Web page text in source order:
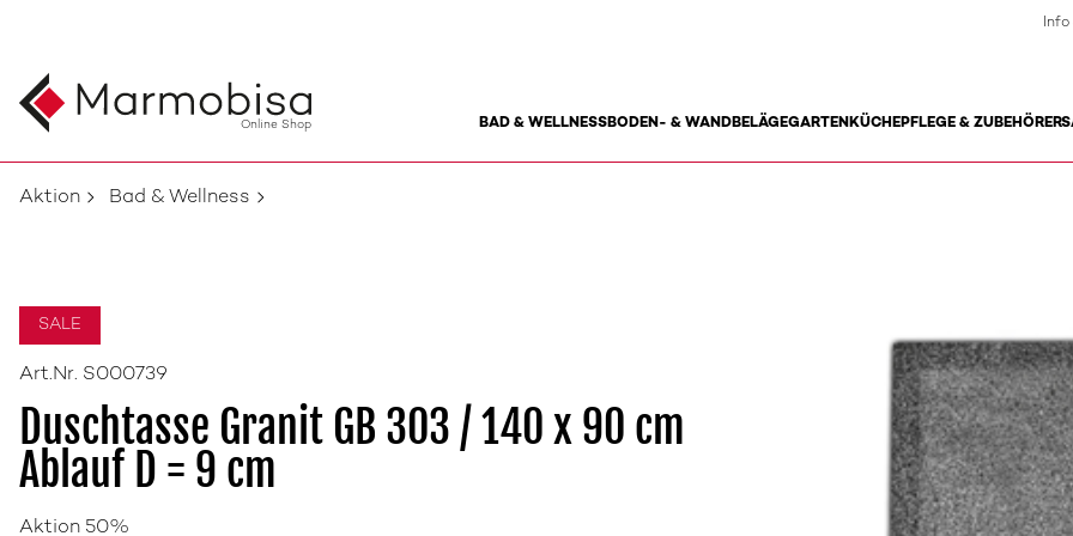
Online Shop BAD & WELLNESSBODEN- & WANDBELÄGEGARTENKÜCHEPFLEGE & ZUBEHÖR
Info
Aktion Bad & Wellness
SALE
Art.Nr. S000739
Duschtasse Granit GB 303 / 140 x 90 cm
Ablauf D = 9 cm
Aktion 50%